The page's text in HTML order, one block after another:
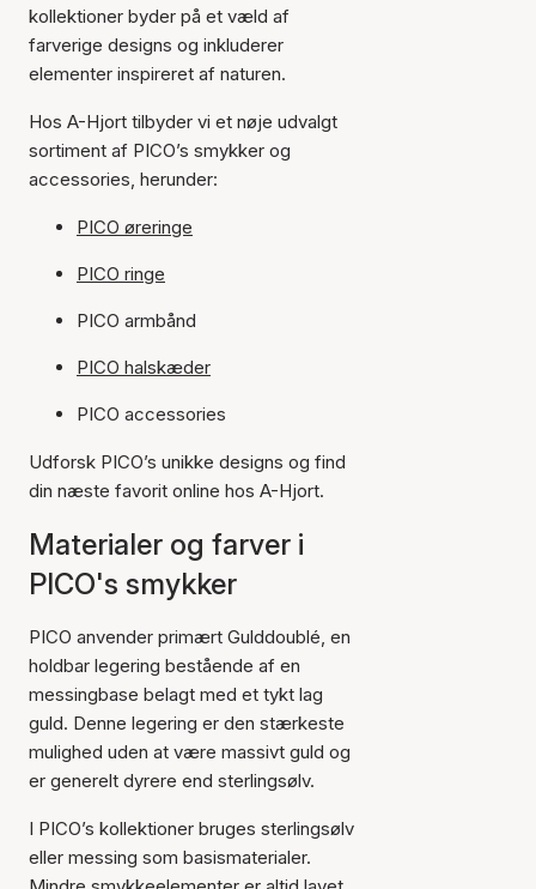
kollektioner byder på et væld af
farverige designs og inkluderer
elementer inspireret af naturen.
Hos A-Hjort tilbyder vi et nøje udvalgt
sortiment af PICO’s smykker og
accessories, herunder:
PICO øreringe
PICO ringe
PICO armbånd
PICO halskæder
PICO accessories
Udforsk PICO’s unikke designs og find
din næste favorit online hos A-Hjort.
Materialer og farver i
PICO's smykker
PICO anvender primært Gulddoublé, en
holdbar legering bestående af en
messingbase belagt med et tykt lag
guld. Denne legering er den stærkeste
mulighed uden at være massivt guld og
er generelt dyrere end sterlingsølv.
I PICO’s kollektioner bruges sterlingsølv
eller messing som basismaterialer.